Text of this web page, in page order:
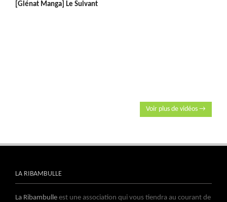
[Glénat Manga] Le Suivant
Voir plus de vidéos →
LA RIBAMBULLE
La Ribambulle est une association qui vous tiendra au courant de